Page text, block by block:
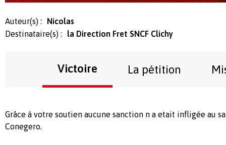
Auteur(s) :
Nicolas
Destinataire(s) :
la Direction Fret SNCF Clichy
Victoire La pétition
Grâce à votre soutien aucune sanction n a etait infligée au
Conegero.